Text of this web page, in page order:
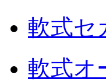
軟式セ
軟式オ